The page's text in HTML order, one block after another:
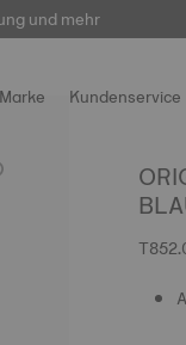
und mehr
Marke Kundenservice